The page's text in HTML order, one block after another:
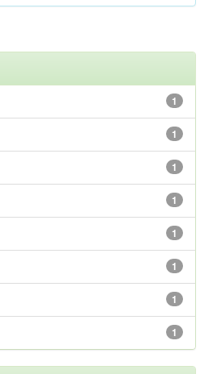
1
1
1
1
1
1
1
1